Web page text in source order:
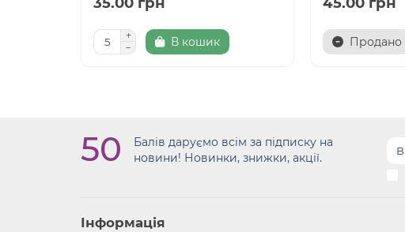
В кошик Продано
50
Балів даруємо всім за підписку на
новини! Новинки, знижки, акції.
Інформація